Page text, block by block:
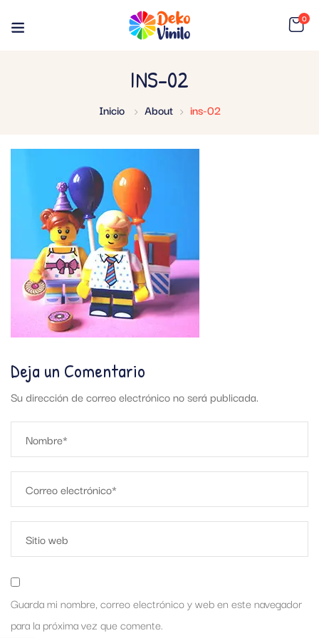
0
INS-02
Inicio About ins-02
Deja un Comentario
Su dirección de correo electrónico no será publicada.
Guarda mi nombre, correo electrónico y web en este navegador
para la próxima vez que comente.